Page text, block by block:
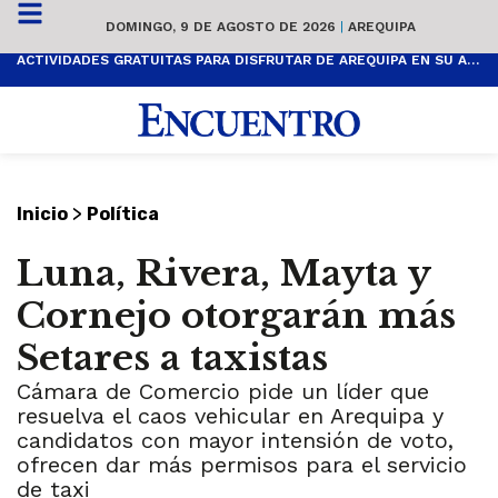
DOMINGO, 9 DE AGOSTO DE 2026 | AREQUIPA
ACTIVIDADES GRATUITAS PARA DISFRUTAR DE AREQUIPA EN SU ANIVERSARIO
Inicio > Política
Luna, Rivera, Mayta y
Cornejo otorgarán más
Setares a taxistas
Cámara de Comercio pide un líder que
resuelva el caos vehicular en Arequipa y
candidatos con mayor intensión de voto,
ofrecen dar más permisos para el servicio
de taxi